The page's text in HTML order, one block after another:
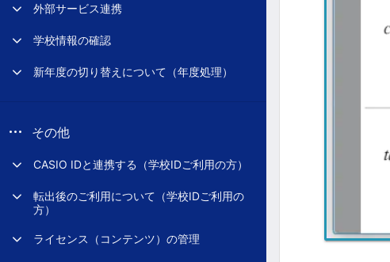
外部サービス連携
学校情報の確認
新年度の切り替えについて（年度処理）
その他
CASIO IDと連携する（学校IDご利用の方）
転出後のご利用について（学校IDご利用の
方）
ライセンス（コンテンツ）の管理